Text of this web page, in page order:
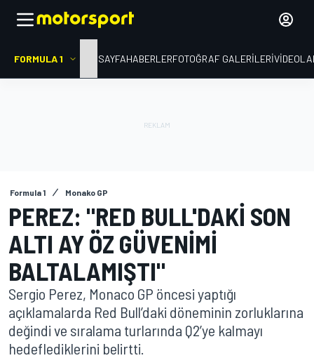
FORMULA 1 ANA SAYFAHABERLERFOTOĞRAF GALERILERI
Formula 1 Monako GP
PEREZ: "RED BULL'DAKI SON
ALTI AY ÖZ GÜVENIMI
BALTALAMIŞTI"
Sergio Perez, Monaco GP öncesi yaptığı
açıklamalarda Red Bull’daki döneminin zorluklarına
değindi ve sıralama turlarında Q2’ye kalmayı
hedeflediklerini belirtti.